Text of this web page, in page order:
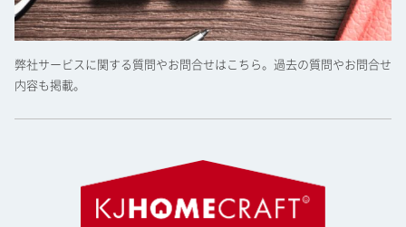
弊社サービスに関する質問やお問合せはこちら。過去の質問やお問合せ
内容も掲載。